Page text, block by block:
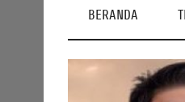
BERANDA